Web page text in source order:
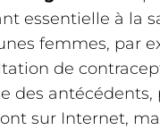
essentielle à la
femmes, par
de
des
sur Internet,